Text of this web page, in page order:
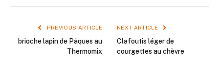
PREVIOUS ARTICLE
brioche lapin de Pâques au
Thermomix
NEXT ARTICLE
Clafoutis léger de
courgettes au chèvre